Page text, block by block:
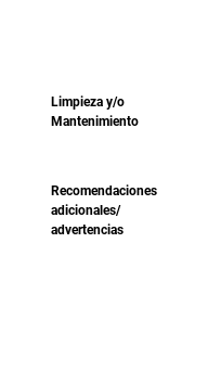
Limpieza y/o
Mantenimiento
Recomendaciones
adicionales/
advertencias